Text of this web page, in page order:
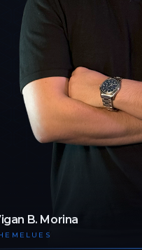
B. Morina